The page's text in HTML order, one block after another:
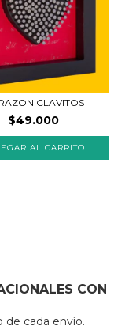
CLAVITOS
$49.000
AL CARRITO
CON
de cada envío.